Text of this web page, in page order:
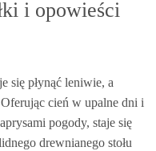
i opowieści
się płynąć leniwie, a
cień w upalne dni i
pogody, staje się
drewnianego stołu